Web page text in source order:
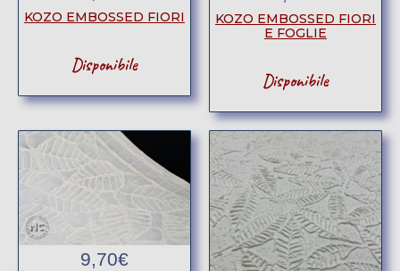
KOZO EMBOSSED FIORI
Disponibile
KOZO EMBOSSED FIORI
E FOGLIE
Disponibile
9,70€